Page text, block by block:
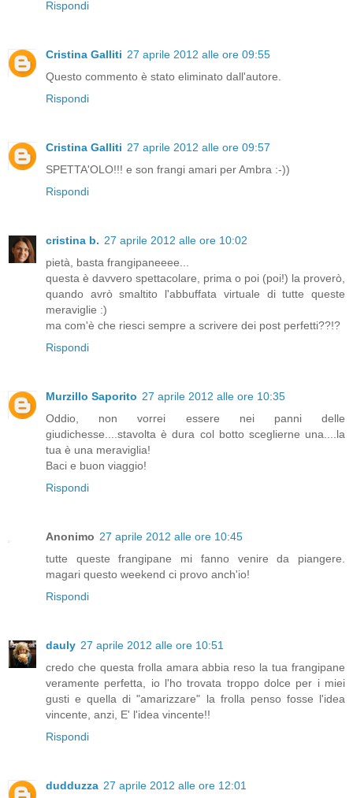
Rispondi
Cristina Galliti 27 aprile 2012 alle ore 09:55
Questo commento è stato eliminato dall'autore.
Rispondi
Cristina Galliti 27 aprile 2012 alle ore 09:57
SPETTA'OLO!!! e son frangi amari per Ambra :-))
Rispondi
cristina b. 27 aprile 2012 alle ore 10:02
pietà, basta frangipaneeee...
questa è davvero spettacolare, prima o poi (poi!) la proverò,
quando avrò smaltito l'abbuffata virtuale di tutte queste
meraviglie :)
ma com'è che riesci sempre a scrivere dei post perfetti??!?
Rispondi
Murzillo Saporito 27 aprile 2012 alle ore 10:35
Oddio, non vorrei essere nei panni delle
giudichesse....stavolta è dura col botto sceglierne una....la
tua è una meraviglia!
Baci e buon viaggio!
Rispondi
Anonimo 27 aprile 2012 alle ore 10:45
tutte queste frangipane mi fanno venire da piangere.
magari questo weekend ci provo anch'io!
Rispondi
dauly 27 aprile 2012 alle ore 10:51
credo che questa frolla amara abbia reso la tua frangipane
veramente perfetta, io l'ho trovata troppo dolce per i miei
gusti e quella di "amarizzare" la frolla penso fosse l'idea
vincente, anzi, E' l'idea vincente!!
Rispondi
dudduzza 27 aprile 2012 alle ore 12:01